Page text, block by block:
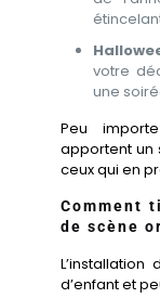
votre
une
Peu
apportent un
ceux qui en
Comment
de scène
d’enfant et